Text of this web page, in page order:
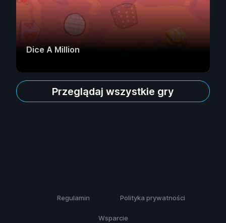
Dice A Million
Przeglądaj wszystkie gry
Regulamin Polityka prywatności
Wsparcie